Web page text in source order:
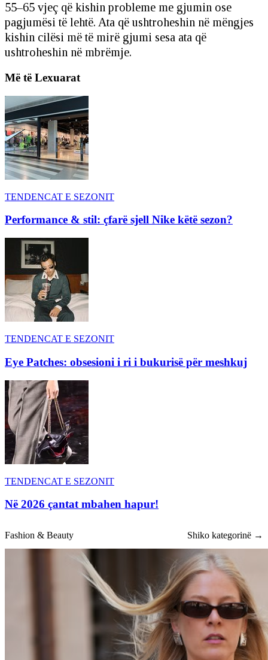
55–65 vjeç që kishin probleme me gjumin ose
pagjumësi të lehtë. Ata që ushtroheshin në mëngjes
kishin cilësi më të mirë gjumi sesa ata që
ushtroheshin në mbrëmje.
Më të Lexuarat
TENDENCAT E SEZONIT
Performance & stil: çfarë sjell Nike këtë sezon?
TENDENCAT E SEZONIT
Eye Patches: obsesioni i ri i bukurisë për meshkuj
TENDENCAT E SEZONIT
Në 2026 çantat mbahen hapur!
Fashion & Beauty Shiko kategorinë →